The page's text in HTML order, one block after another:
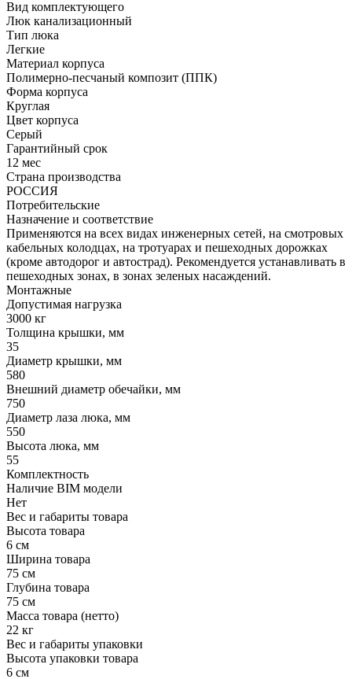
Вид комплектующего
Люк канализационный
Тип люка
Легкие
Материал корпуса
Полимерно-песчаный композит (ППК)
Форма корпуса
Круглая
Цвет корпуса
Серый
Гарантийный срок
12 мес
Страна производства
РОССИЯ
Потребительские
Назначение и соответствие
Применяются на всех видах инженерных сетей, на смотровых
кабельных колодцах, на тротуарах и пешеходных дорожках
(кроме автодорог и автострад). Рекомендуется устанавливать в
пешеходных зонах, в зонах зеленых насаждений.
Монтажные
Допустимая нагрузка
3000 кг
Толщина крышки, мм
35
Диаметр крышки, мм
580
Внешний диаметр обечайки, мм
750
Диаметр лаза люка, мм
550
Высота люка, мм
55
Комплектность
Наличие BIM модели
Нет
Вес и габариты товара
Высота товара
6 см
Ширина товара
75 см
Глубина товара
75 см
Масса товара (нетто)
22 кг
Вес и габариты упаковки
Высота упаковки товара
6 см